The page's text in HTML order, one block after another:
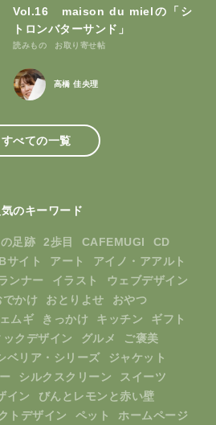
Vol.16 maison du mielの「シ
トロンバターサンド」
読みもの お取り寄せ帖
高橋 佳央理
すべての一覧
気のキーワード
足跡 2歩目 CAFEMUGI
CD
サイト アート
アイノ・アアルト
ンナー イラスト
ウェブデザイン
でかけ おとりよせ
おやつ
ムギ きっかけ キッチン
ギフト
ックデザイン グルメ
ご褒美
ベリア・シリーズ
ジャケット
シルクスクリーン
スイーツ
イン
びんとレモンと赤い壁
トデザイン ペット
ホームページ